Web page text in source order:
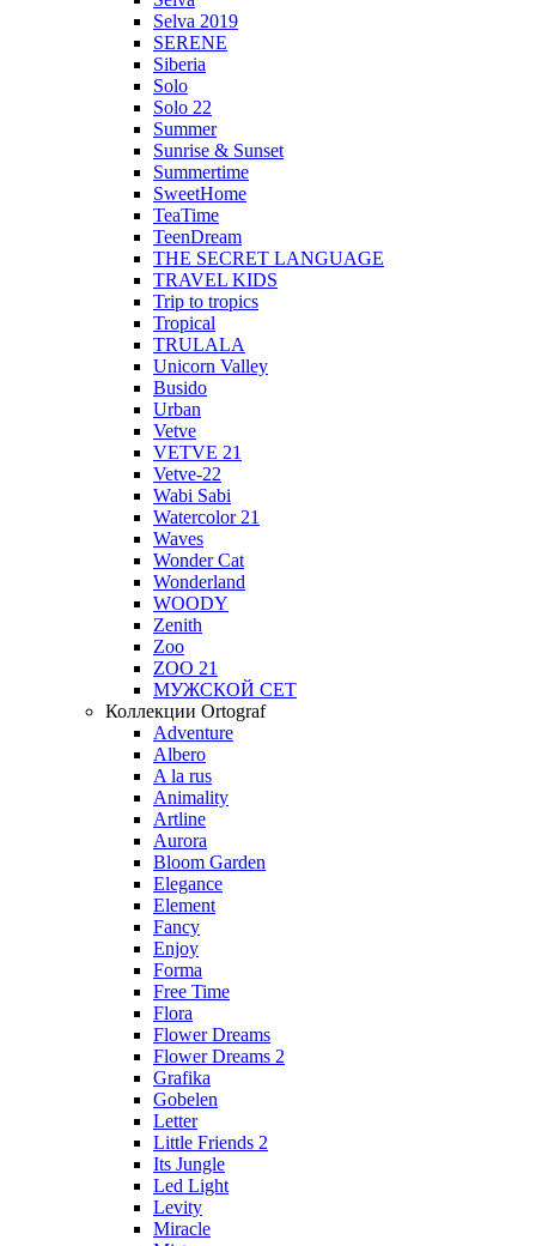
Selva 2019
SERENE
Siberia
Solo
Solo 22
Summer
Sunrise & Sunset
Summertime
SweetHome
TeaTime
TeenDream
THE SECRET LANGUAGE
TRAVEL KIDS
Trip to tropics
Tropical
TRULALA
Unicorn Valley
Busido
Urban
Vetve
VETVE 21
Vetve-22
Wabi Sabi
Watercolor 21
Waves
Wonder Cat
Wonderland
WOODY
Zenith
Zoo
ZOO 21
МУЖСКОЙ СЕТ
Коллекции Ortograf
Adventure
Albero
A la rus
Animality
Artline
Aurora
Bloom Garden
Elegance
Element
Fancy
Enjoy
Forma
Free Time
Flora
Flower Dreams
Flower Dreams 2
Grafika
Gobelen
Letter
Little Friends 2
Its Jungle
Led Light
Levity
Miracle